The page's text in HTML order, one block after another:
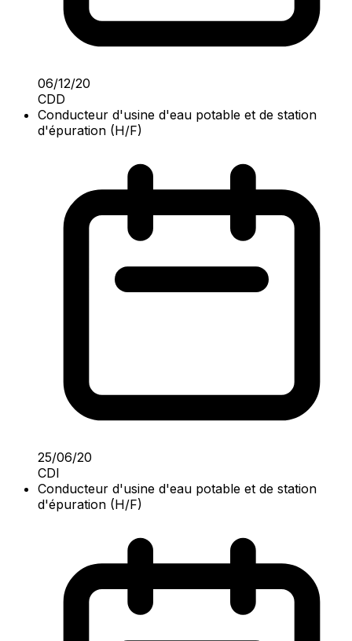
06/12/20
CDD
Conducteur d'usine d'eau potable et de station
d'épuration (H/F)
25/06/20
CDI
Conducteur d'usine d'eau potable et de station
d'épuration (H/F)